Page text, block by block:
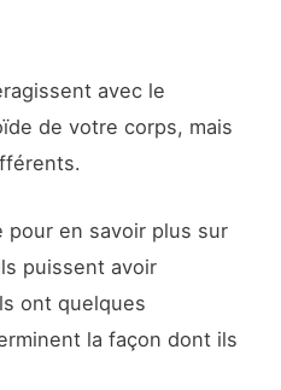
avec le
de votre corps, mais
pour en savoir plus sur
puissent avoir
ont quelques
la façon dont ils